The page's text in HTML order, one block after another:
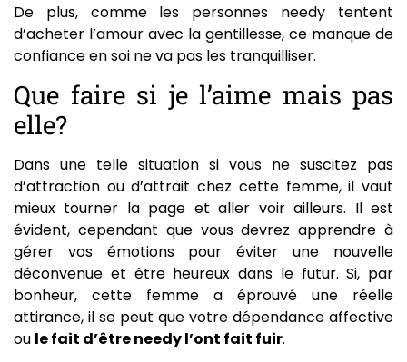
De plus, comme les personnes needy tentent
d’acheter l’amour avec la gentillesse, ce manque de
confiance en soi ne va pas les tranquilliser.
Que faire si je l’aime mais pas
elle?
Dans une telle situation si vous ne suscitez pas
d’attraction ou d’attrait chez cette femme, il vaut
mieux tourner la page et aller voir ailleurs. Il est
évident, cependant que vous devrez apprendre à
gérer vos émotions pour éviter une nouvelle
déconvenue et être heureux dans le futur. Si, par
bonheur, cette femme a éprouvé une réelle
attirance, il se peut que votre dépendance affective
ou le fait d’être needy l’ont fait fuir.